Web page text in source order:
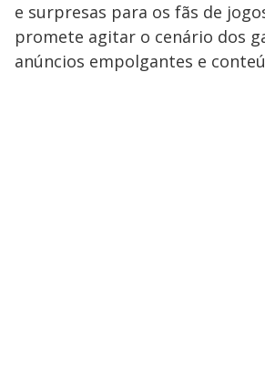
e surpresas para os fãs de
promete agitar o cenário dos
anúncios empolgantes e